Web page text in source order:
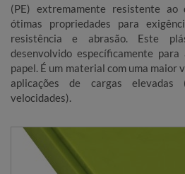
(PE) extremamente resistente ao
ótimas propriedades para
resistência e abrasão. Este
desenvolvido específicamente
papel. É um material com uma maior
aplicações de cargas elevadas
velocidades).